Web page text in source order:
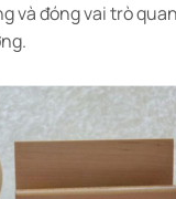
và đóng vai trò